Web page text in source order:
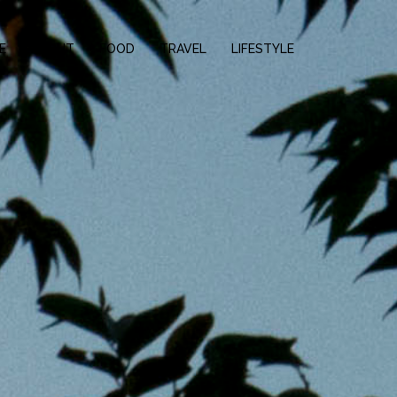
ABOUT FOOD TRAVEL LIFESTYLE